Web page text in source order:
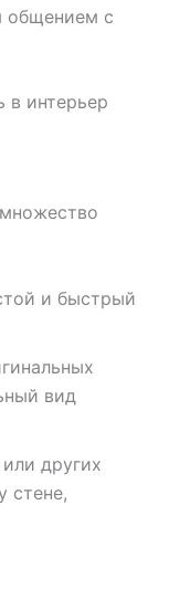
общением с
в интерьер
и быстрый
вид
других
стене,